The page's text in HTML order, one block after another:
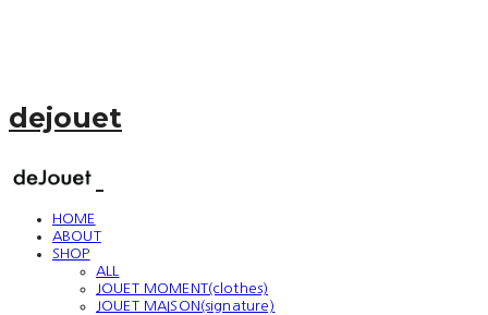
dejouet
HOME
ABOUT
SHOP
ALL
JOUET MOMENT(clothes)
JOUET MAISON(signature)